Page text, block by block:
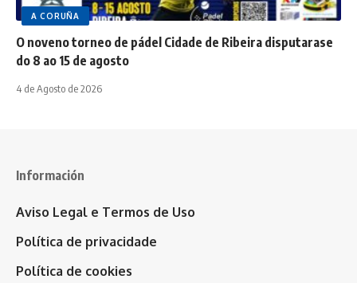
A CORUÑA
O noveno torneo de pádel Cidade de Ribeira disputarase
do 8 ao 15 de agosto
4 de Agosto de 2026
Información
Aviso Legal e Termos de Uso
Política de privacidade
Política de cookies